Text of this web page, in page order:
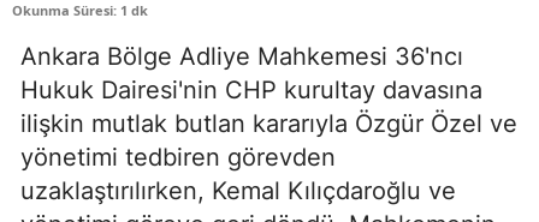
Okunma Süresi: 1 dk
Ankara Bölge Adliye Mahkemesi 36'ncı
Hukuk Dairesi'nin CHP kurultay davasına
ilişkin mutlak butlan kararıyla Özgür Özel ve
yönetimi tedbiren görevden
uzaklaştırılırken, Kemal Kılıçdaroğlu ve